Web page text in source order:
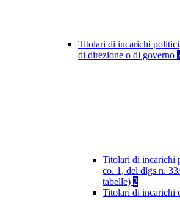
Titolari di incarichi
di direzione o di governo
Titolari di incarichi
co. 1, del dlgs n.
tabelle) 2
Titolari di incarichi